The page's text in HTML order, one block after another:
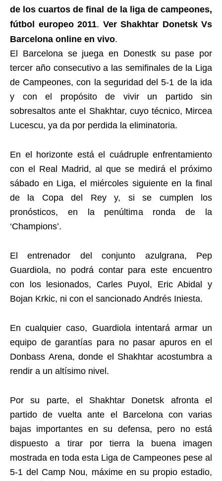
de los cuartos de final de la liga de campeones,
fútbol europeo 2011. Ver Shakhtar Donetsk Vs
Barcelona online en vivo.
El Barcelona se juega en Donestk su pase por
tercer año consecutivo a las semifinales de la Liga
de Campeones, con la seguridad del 5-1 de la ida
y con el propósito de vivir un partido sin
sobresaltos ante el Shakhtar, cuyo técnico, Mircea
Lucescu, ya da por perdida la eliminatoria.
En el horizonte está el cuádruple enfrentamiento
con el Real Madrid, al que se medirá el próximo
sábado en Liga, el miércoles siguiente en la final
de la Copa del Rey y, si se cumplen los
pronósticos, en la penúltima ronda de la
‘Champions’.
El entrenador del conjunto azulgrana, Pep
Guardiola, no podrá contar para este encuentro
con los lesionados, Carles Puyol, Eric Abidal y
Bojan Krkic, ni con el sancionado Andrés Iniesta.
En cualquier caso, Guardiola intentará armar un
equipo de garantías para no pasar apuros en el
Donbass Arena, donde el Shakhtar acostumbra a
rendir a un altísimo nivel.
Por su parte, el Shakhtar Donetsk afronta el
partido de vuelta ante el Barcelona con varias
bajas importantes en su defensa, pero no está
dispuesto a tirar por tierra la buena imagen
mostrada en toda esta Liga de Campeones pese al
5-1 del Camp Nou, máxime en su propio estadio,